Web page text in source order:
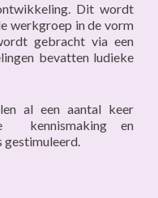
Dit wordt
werkgroep in de vorm
gebracht via een
bevatten ludieke
al een aantal keer
kennismaking en
gestimuleerd.